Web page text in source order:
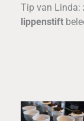
Tip van Linda:
lippenstift